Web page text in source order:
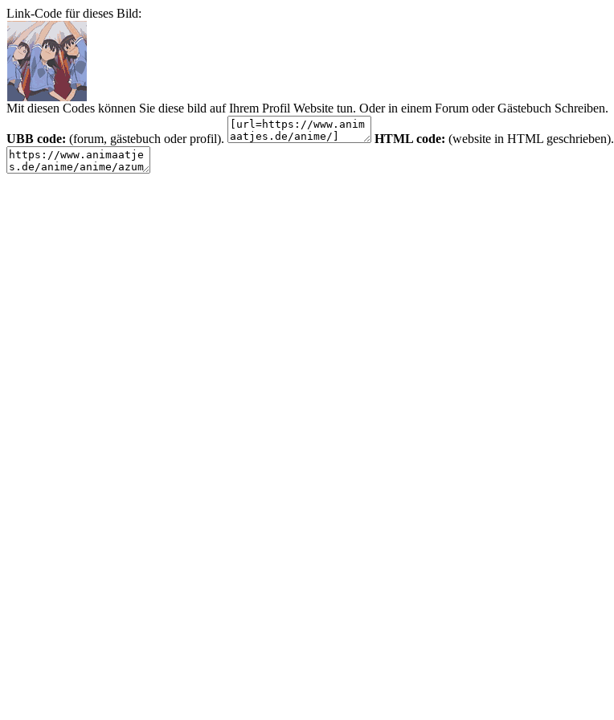
Link-Code für dieses Bild:
Mit diesen Codes können Sie diese bild auf Ihrem Profil Website tun. Oder in einem Forum oder Gästebuch Schreiben.
UBB code: (forum, gästebuch oder profil). HTML code: (website in HTML geschrieben).